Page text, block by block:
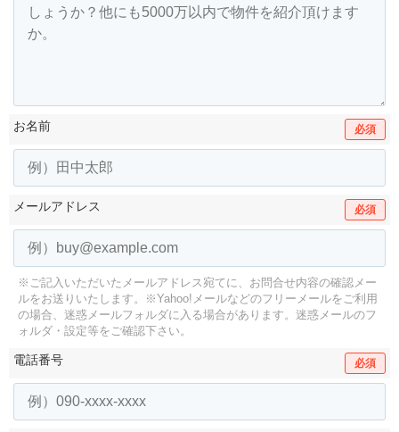
お名前 必須
メールアドレス 必須
※ご記入いただいたメールアドレス宛てに、お問合せ内容の確認メー
ルをお送りいたします。
※Yahoo!メールなどのフリーメールをご利用
の場合、迷惑メールフォルダに入る場合があります。 迷惑メールのフ
ォルダ・設定等をご確認下さい。
電話番号 必須